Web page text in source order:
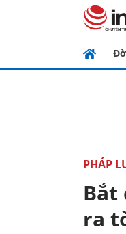
PHÁP
ra